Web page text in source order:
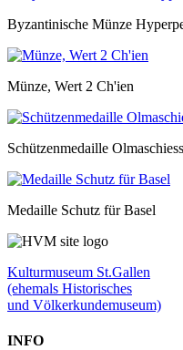
Byzantinische Münze
Münze, Wert 2 Ch'ien
Schützenmedaille
Medaille Schutz für Basel
Kulturmuseum St.Gallen
(ehemals Historisches
und Völkerkundemuseum)
INFO